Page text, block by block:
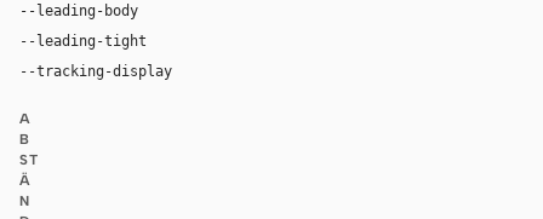
--leading-body
--leading-tight
--tracking-display
A
B
ST
Ä
N